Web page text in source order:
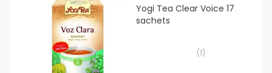
Yogi Tea Clear Voice 17
sachets
(1)